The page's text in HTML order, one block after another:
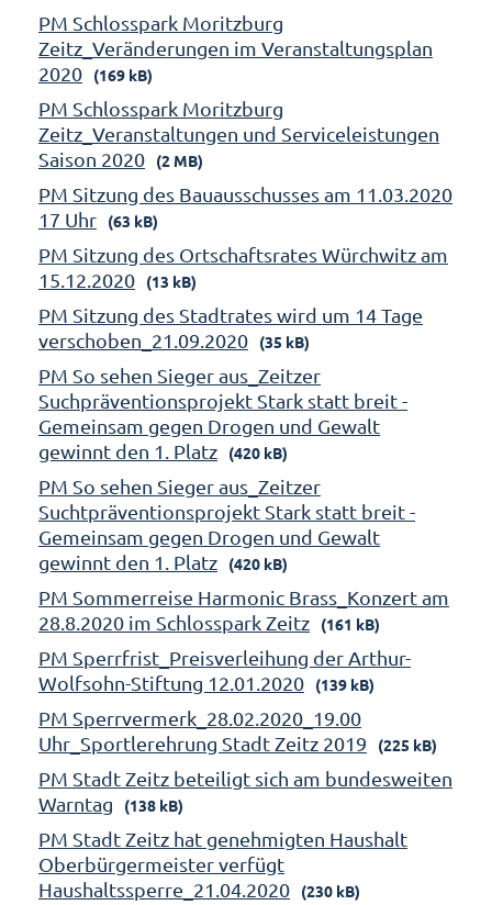
PM Schlosspark Moritzburg
Zeitz_Veränderungen im Veranstaltungsplan
2020
(169 kB)
PM Schlosspark Moritzburg
Zeitz_Veranstaltungen und Serviceleistungen
Saison 2020
(2 MB)
PM Sitzung des Bauausschusses am 11.03.2020
17 Uhr
(63 kB)
PM Sitzung des Ortschaftsrates Würchwitz am
15.12.2020
(13 kB)
PM Sitzung des Stadtrates wird um 14 Tage
verschoben_21.09.2020
(35 kB)
PM So sehen Sieger aus_Zeitzer
Suchpräventionsprojekt Stark statt breit -
Gemeinsam gegen Drogen und Gewalt
gewinnt den 1. Platz
(420 kB)
PM So sehen Sieger aus_Zeitzer
Suchtpräventionsprojekt Stark statt breit -
Gemeinsam gegen Drogen und Gewalt
gewinnt den 1. Platz
(420 kB)
PM Sommerreise Harmonic Brass_Konzert am
28.8.2020 im Schlosspark Zeitz
(161 kB)
PM Sperrfrist_Preisverleihung der Arthur-
Wolfsohn-Stiftung 12.01.2020
(139 kB)
PM Sperrvermerk_28.02.2020_19.00
Uhr_Sportlerehrung Stadt Zeitz 2019
(225 kB)
PM Stadt Zeitz beteiligt sich am bundesweiten
Warntag
(138 kB)
PM Stadt Zeitz hat genehmigten Haushalt
Oberbürgermeister verfügt
Haushaltssperre_21.04.2020
(230 kB)